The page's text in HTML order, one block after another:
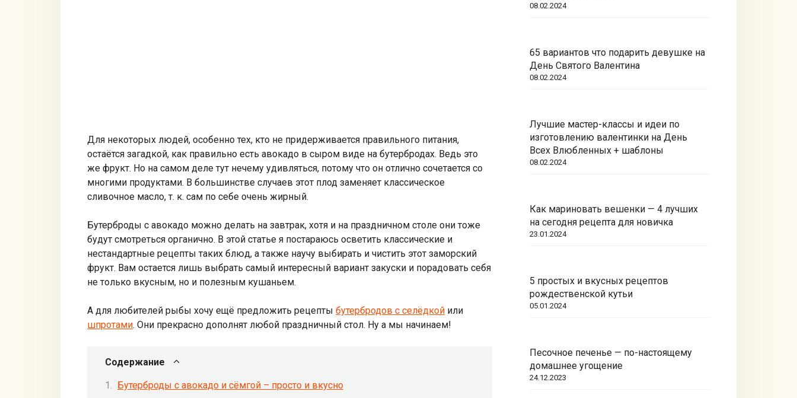
Для некоторых людей, особенно тех, кто не придерживается правильного питания,
остаётся загадкой, как правильно есть авокадо в сыром виде на бутербродах. Ведь это
же фрукт. Но на самом деле тут нечему удивляться, потому что он отлично сочетается со
многими продуктами. В большинстве случаев этот плод заменяет классическое
сливочное масло, т. к. сам по себе очень жирный.
Бутерброды с авокадо можно делать на завтрак, хотя и на праздничном столе они тоже
будут смотреться органично. В этой статье я постараюсь осветить классические и
нестандартные рецепты таких блюд, а также научу выбирать и чистить этот заморский
фрукт. Вам остается лишь выбрать самый интересный вариант закуски и порадовать себя
не только вкусным, но и полезным кушаньем.
А для любителей рыбы хочу ещё предложить рецепты бутербродов с селёдкой или
шпротами. Они прекрасно дополнят любой праздничный стол. Ну а мы начинаем!
Содержание
Бутерброды с авокадо и сёмгой – просто и вкусно
08.02.2024
65 вариантов что подарить девушке на
День Святого Валентина
08.02.2024
Лучшие мастер-классы и идеи по
изготовлению валентинки на День
Всех Влюбленных + шаблоны
08.02.2024
Как мариновать вешенки — 4 лучших
на сегодня рецепта для новичка
23.01.2024
5 простых и вкусных рецептов
рождественской кутьи
05.01.2024
Песочное печенье — по-настоящему
домашнее угощение
24.12.2023